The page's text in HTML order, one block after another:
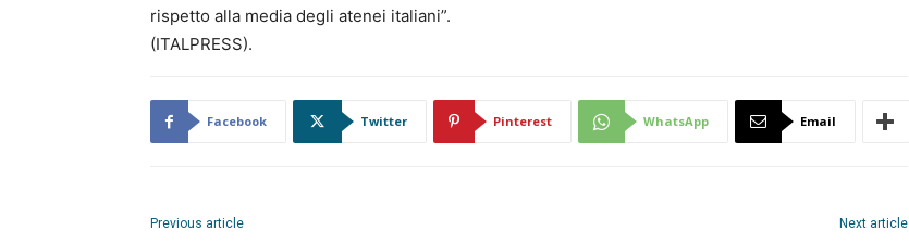
rispetto alla media degli atenei italiani”.
(ITALPRESS).
Facebook Twitter Pinterest WhatsApp Email
Previous article Next article